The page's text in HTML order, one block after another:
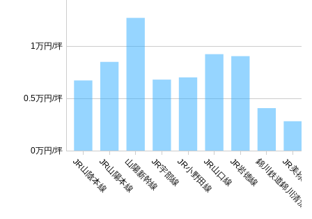
JR山陰本線JR山陽本線山陽新幹線JR宇部線JR小野田線JR山口線JR岩徳線錦川鉄道錦川JR美祢線
0万円/坪
0.5万円/坪
1万円/坪